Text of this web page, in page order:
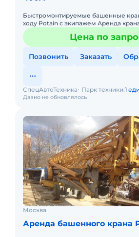
Быстромонтируемые башенные
ходу Potain с экипажем Аренда
условиях, скидки на долгострочную
GTMR 400A грузЦена по
Позвонить Заказать
Давно не обновлялось
СпецАвтоТехника Парк техники:1
Москва
Аренда башенного крана